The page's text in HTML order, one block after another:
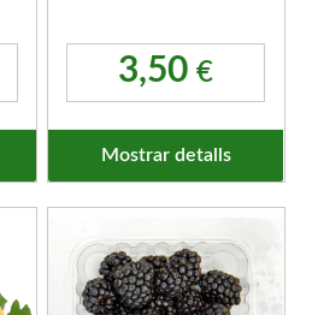
3,50€
Mostrar detalls